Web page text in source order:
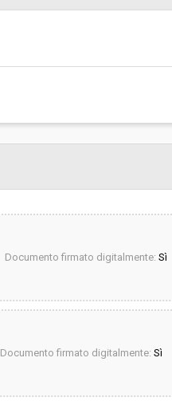
Documento firmato digitalmente: Sì
Documento firmato digitalmente: Sì